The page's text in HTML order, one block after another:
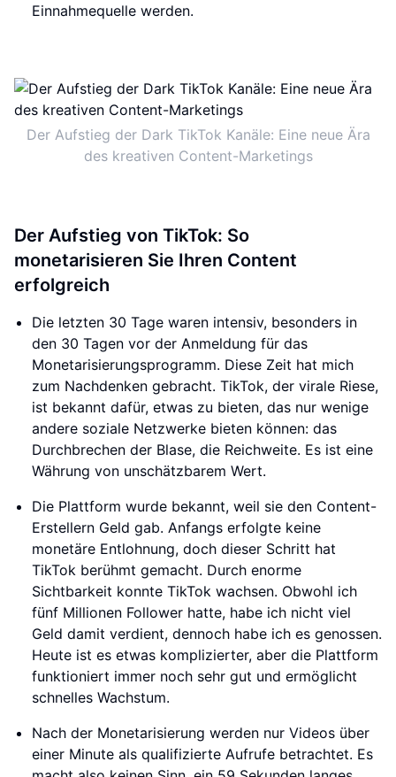
Einnahmequelle werden.
Der Aufstieg der Dark TikTok Kanäle: Eine neue Ära
des kreativen Content-Marketings
Der Aufstieg von TikTok: So
monetarisieren Sie Ihren Content
erfolgreich
Die letzten 30 Tage waren intensiv, besonders in
den 30 Tagen vor der Anmeldung für das
Monetarisierungsprogramm. Diese Zeit hat mich
zum Nachdenken gebracht. TikTok, der virale Riese,
ist bekannt dafür, etwas zu bieten, das nur wenige
andere soziale Netzwerke bieten können: das
Durchbrechen der Blase, die Reichweite. Es ist eine
Währung von unschätzbarem Wert.
Die Plattform wurde bekannt, weil sie den Content-
Erstellern Geld gab. Anfangs erfolgte keine
monetäre Entlohnung, doch dieser Schritt hat
TikTok berühmt gemacht. Durch enorme
Sichtbarkeit konnte TikTok wachsen. Obwohl ich
fünf Millionen Follower hatte, habe ich nicht viel
Geld damit verdient, dennoch habe ich es genossen.
Heute ist es etwas komplizierter, aber die Plattform
funktioniert immer noch sehr gut und ermöglicht
schnelles Wachstum.
Nach der Monetarisierung werden nur Videos über
einer Minute als qualifizierte Aufrufe betrachtet. Es